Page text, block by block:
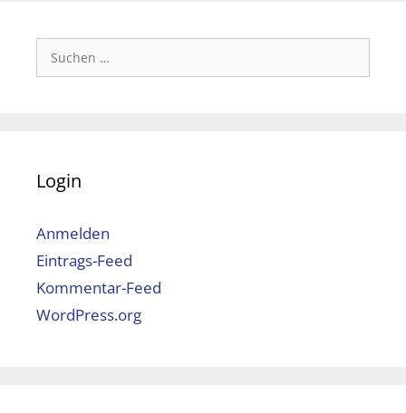
Suchen
nach:
Login
Anmelden
Eintrags-Feed
Kommentar-Feed
WordPress.org